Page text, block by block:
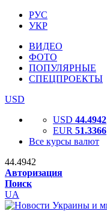
РУС
УКР
ВИДЕО
ФОТО
ПОПУЛЯРНЫЕ
СПЕЦПРОЕКТЫ
USD
USD 44.4942
EUR 51.3366
Все курсы валют
44.4942
Авторизация
Поиск
UA